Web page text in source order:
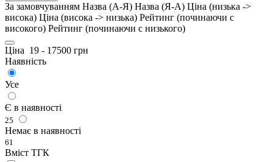
За замовчуванням Назва (А-Я) Назва (Я-А) Ціна (низька ->
висока) Ціна (висока -> низька) Рейтинг (починаючи с
високого) Рейтинг (починаючи с низького)
Ціна 19 - 17500 грн
Наявність
Усе
Є в наявності
25
Немає в наявності
61
Вміст ТГК